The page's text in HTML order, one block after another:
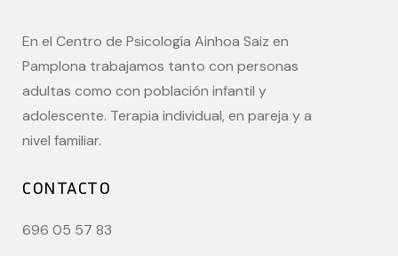
En el Centro de Psicología Ainhoa Saiz en
Pamplona trabajamos tanto con personas
adultas como con población infantil y
adolescente. Terapia individual, en pareja y a
nivel familiar.
CONTACTO
696 05 57 83